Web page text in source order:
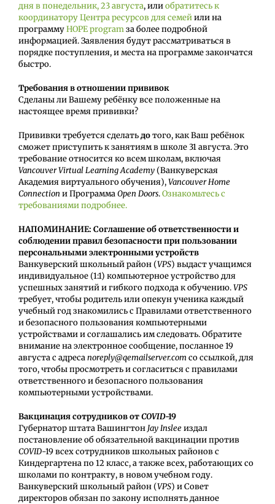
дня в понедельник, 23 августа, илиобратитесь к
координатору Центра ресурсов для семейили на
программуHOPE programза более подробной
информацией. Заявления будут рассматриваться в
порядке поступления, и места на программе закончатся
быстро.
Требования в отношении прививок
Сделаны ли Вашему ребёнку все положенные на
настоящее время прививки?
Прививки требуется сделатьдотого, как Ваш ребёнок
сможет приступить к занятиям в школе 31 августа. Это
требование относится ко всем школам, включая
Vancouver Virtual Learning Academy(Ванкуверская
Академия виртуального обучения),Vancouver Home
Connection и ПрограммаOpen Doors.Ознакомьтесь с
требованиями подробнее.
НАПОМИНАНИЕ: Соглашение об ответственности и
соблюдении правил безопасности при пользовании
персональными электронными устройств
Ванкуверский школьный район (VPS) выдаст учащимся
индивидуальное (1:1) компьютерное устройство для
успешных занятий и гибкого подхода к обучению.VPS
требует, чтобыродитель или опекунученика каждый
учебный год знакомились с Правилами ответственного
и безопасного пользования компьютерными
устройствами и соглашались им следовать. Обратите
внимание на электронное сообщение, посланное 19
августа с адресаnoreply@qemailserver.comсо ссылкой, для
того, чтобы просмотреть и согласиться с правилами
ответственного и безопасного пользования
компьютерными устройствами.
Вакцинация сотрудников отCOVID-19
Губернатор штата Вашингтон Jay Insleeиздал
постановление об обязательной вакцинации против
COVID-19 всех сотрудников школьных районов с
Киндергартена по 12 класс, а также всех, работающих со
школами по контракту, в новом учебном году.
Ванкуверский школьный район (VPS) и Совет
директоров обязан по закону исполнять данное